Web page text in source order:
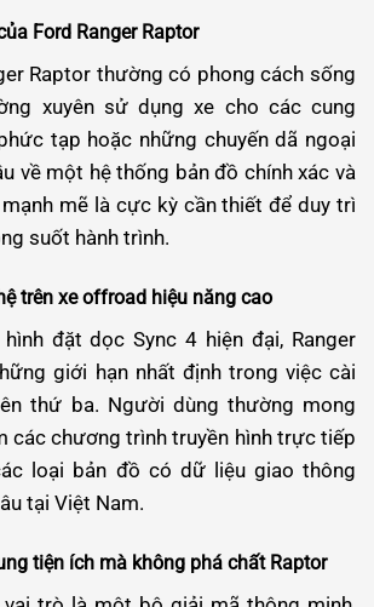
Ford Ranger Raptor
Raptor thường có phong cách sống
xuyên sử dụng xe cho các cung
tạp hoặc những chuyến dã ngoại
về một hệ thống bản đồ chính xác và
mẽ là cực kỳ cần thiết để duy trì
suốt hành trình.
trên xe offroad hiệu năng cao
đặt dọc Sync 4 hiện đại, Ranger
giới hạn nhất định trong việc cài
thứ ba. Người dùng thường mong
các chương trình truyền hình trực tiếp
loại bản đồ có dữ liệu giao thông
tại Việt Nam.
tiện ích mà không phá chất Raptor